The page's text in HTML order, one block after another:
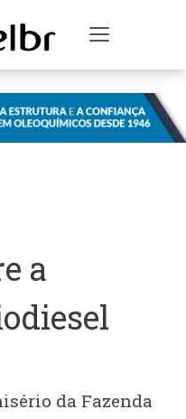
Toggle
a